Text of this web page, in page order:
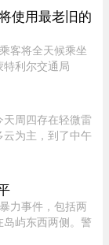
段尘封多年的往
New ...
使用最老旧的
客将全天候乘坐
利尔交通局
将把现代化
为 ...
周四存在轻微雷
为主，到了中午
力事件，包括两
屿东西两侧。警